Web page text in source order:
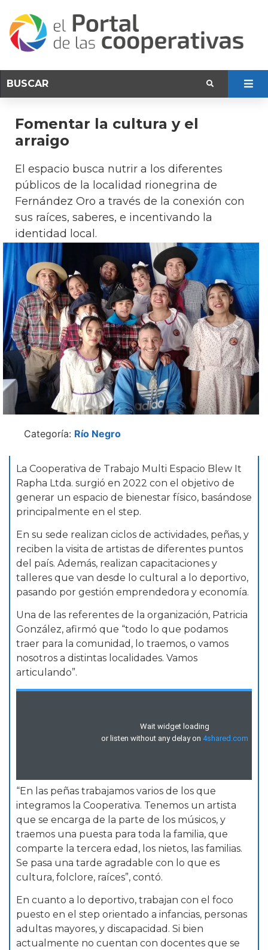
Fomentar la cultura y el
arraigo
El espacio busca nutrir a los diferentes
públicos de la localidad rionegrina de
Fernández Oro a través de la conexión con
sus raíces, saberes, e incentivando la
identidad local.
Categoría: Río Negro
La Cooperativa de Trabajo Multi Espacio Blew It
Rapha Ltda. surgió en 2022 con el objetivo de
generar un espacio de bienestar físico, basándose
principalmente en el step.
En su sede realizan ciclos de actividades, peñas, y
reciben la visita de artistas de diferentes puntos
del país. Además, realizan capacitaciones y
talleres que van desde lo cultural a lo deportivo,
pasando por gestión emprendedora y economía.
Una de las referentes de la organización, Patricia
González, afirmó que “todo lo que podamos
traer para la comunidad, lo traemos, o vamos
nosotros a distintas localidades. Vamos
articulando”.
“En las peñas trabajamos varios de los que
integramos la Cooperativa. Tenemos un artista
que se encarga de la parte de los músicos, y
traemos una puesta para toda la familia, que
comparte la tercera edad, los nietos, las familias.
Se pasa una tarde agradable con lo que es
cultura, folclore, raíces”, contó.
En cuanto a lo deportivo, trabajan con el foco
puesto en el step orientado a infancias, personas
adultas mayores, y discapacidad. Si bien
actualmente no cuentan con docentes que se